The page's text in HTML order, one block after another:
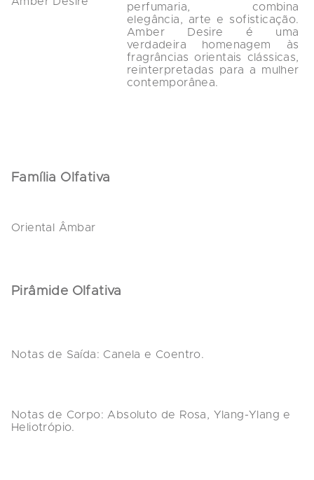
perfumaria, combina
elegância, arte e sofisticação.
Amber Desire é uma
verdadeira homenagem às
fragrâncias orientais clássicas,
reinterpretadas para a mulher
Família Olfativa
Oriental Âmbar
Pirâmide Olfativa
Notas de Saída: Canela e Coentro.
Notas de Corpo: Absoluto de Rosa, Ylang-Ylang e
Heliotrópio.